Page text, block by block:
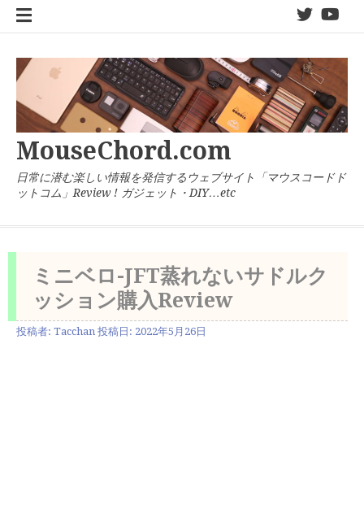
twitter
MouseChord.com
日常に潜む楽しい情報を発信するウェブサイト「マウスコードド
ットコム」Review ! ガジェット・DIY…etc
ミニベロ-JFT蒸れないサドルク
ッション購入Review
投稿者: Tacchan 投稿日: 2022年5月26日